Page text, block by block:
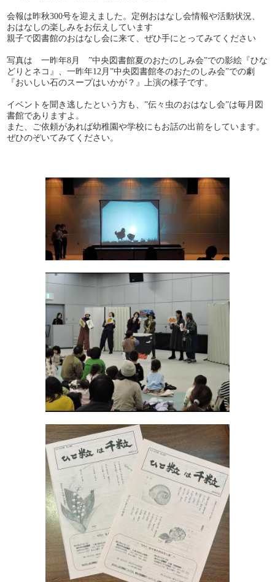
会報は昨秋300号を迎えました。定例おはなし会情報や活動状況、
おはなしの楽しみをお伝えしています
親子で図書館のおはなし会に来て、ぜひ手にとってみてください
写真は 一昨年8月 ”中央図書館夏のおたのしみ会”での影絵『ひな
どりとネコ』、一昨年12月”中央図書館冬のおたのしみ会”での劇
『おいしい石のスープはいかが？』上演の様子です。
イベントを聞き逃したという方も、”伝々虫のおはなし会”は毎月図
書館でありますよ。
また、ご依頼があれば幼稚園や学校にもお話の出前をしています。
ぜひのぞいてみてください。